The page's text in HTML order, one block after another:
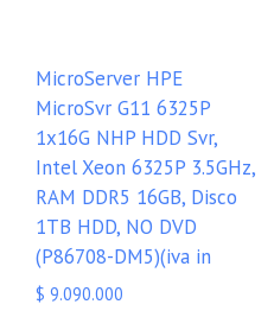
MicroServer HPE
MicroSvr G11 6325P
1x16G NHP HDD Svr,
Intel Xeon 6325P 3.5GHz,
RAM DDR5 16GB, Disco
1TB HDD, NO DVD
(P86708-DM5)(iva in
$ 9.090.000